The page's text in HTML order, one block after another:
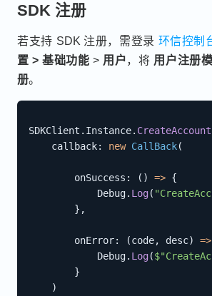
SDK 注册
若支持 SDK 注册，需登录 环信控制
置 > 基础功能 > 用户，将 用户注册
册。
SDKClient . Instance. CreateAccount
callback: new CallBack(
onSuccess : ( ) => {
            Debug
. Log(
} ,
onError: (code, desc) =>
            Debug
. Log(
}
)